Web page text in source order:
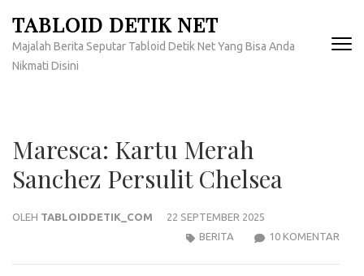
konten
(Tekan
TABLOID DETIK NET
Majalah Berita Seputar Tabloid Detik Net Yang Bisa Anda
Nikmati Disini
Maresca: Kartu Merah
Sanchez Persulit Chelsea
OLEH TABLOIDDETIK_COM
22 SEPTEMBER 2025
10 KOMENTAR
BERITA